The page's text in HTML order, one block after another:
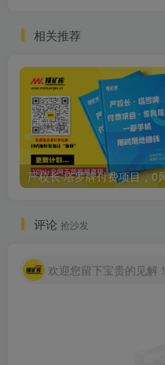
相关推荐
评论 抢沙发
欢迎您留下宝贵的见解！